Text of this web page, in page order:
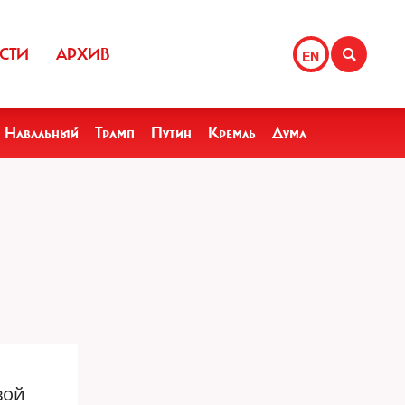
EN
АРХИВ
Навальный Трамп Путин Кремль Дума